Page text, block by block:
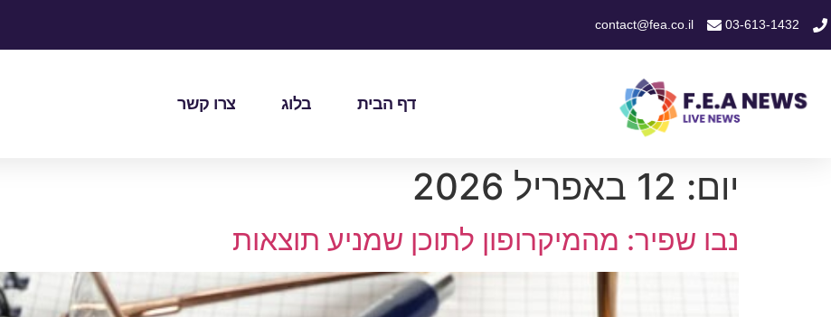
03-613-1432
contact@fea.co.il
דף הבית בלוג צרו קשר
יום: 12 באפריל 2026
נבו שפיר: מהמיקרופון לתוכן שמניע תוצאות